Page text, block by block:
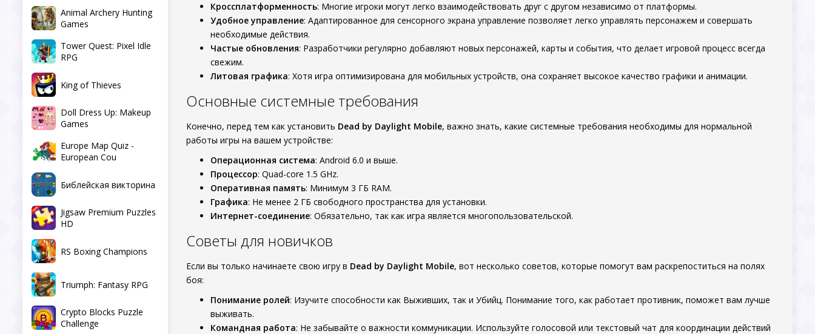
Animal Archery Hunting
Games
Tower Quest: Pixel Idle
RPG
King of Thieves
Doll Dress Up: Makeup
Games
Europe Map Quiz -
European Cou
Библейская викторина
Jigsaw Premium Puzzles
HD
RS Boxing Champions
Triumph: Fantasy RPG
Crypto Blocks Puzzle
Challenge
Кроссплатформенность: Многие игроки могут легко взаимодействовать друг с другом независимо от платформы.
Удобное управление: Адаптированное для сенсорного экрана управление позволяет легко управлять персонажем и совершать
необходимые действия.
Частые обновления: Разработчики регулярно добавляют новых персонажей, карты и события, что делает игровой процесс всегда
свежим.
Литовая графика: Хотя игра оптимизирована для мобильных устройств, она сохраняет высокое качество графики и анимации.
Основные системные требования
Конечно, перед тем как установить Dead by Daylight Mobile, важно знать, какие системные требования необходимы для нормальной
работы игры на вашем устройстве:
Операционная система: Android 6.0 и выше.
Процессор: Quad-core 1.5 GHz.
Оперативная память: Минимум 3 ГБ RAM.
Графика: Не менее 2 ГБ свободного пространства для установки.
Интернет-соединение: Обязательно, так как игра является многопользовательской.
Советы для новичков
Если вы только начинаете свою игру в Dead by Daylight Mobile, вот несколько советов, которые помогут вам раскрепоститься на полях
боя:
Понимание ролей: Изучите способности как Выживших, так и Убийц. Понимание того, как работает противник, поможет вам лучше
выживать.
Командная работа: Не забывайте о важности коммуникации. Используйте голосовой или текстовый чат для координации действий